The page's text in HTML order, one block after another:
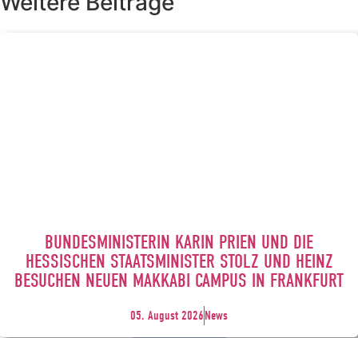
BUNDESMINISTERIN KARIN PRIEN UND DIE
HESSISCHEN STAATSMINISTER STOLZ UND HEINZ
BESUCHEN NEUEN MAKKABI CAMPUS IN FRANKFURT
05. August 2026News